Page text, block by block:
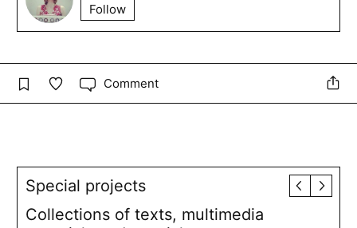
Follow
Comment
Special projects
Collections of texts, multimedia